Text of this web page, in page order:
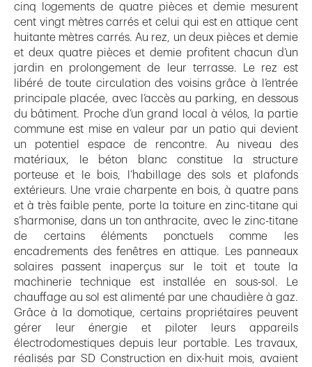
cinq logements de quatre pièces et demie mesurent
cent vingt mètres carrés et celui qui est en attique cent
huitante mètres carrés. Au rez, un deux pièces et demie
et deux quatre pièces et demie profitent chacun d’un
jardin en prolongement de leur terrasse. Le rez est
libéré de toute circulation des voisins grâce à l’entrée
principale placée, avec l’accès au parking, en dessous
du bâtiment. Proche d’un grand local à vélos, la partie
commune est mise en valeur par un patio qui devient
un potentiel espace de rencontre. Au niveau des
matériaux, le béton blanc constitue la structure
porteuse et le bois, l’habillage des sols et plafonds
extérieurs. Une vraie charpente en bois, à quatre pans
et à très faible pente, porte la toiture en zinc-titane qui
s’harmonise, dans un ton anthracite, avec le zinc-titane
de certains éléments ponctuels comme les
encadrements des fenêtres en attique. Les panneaux
solaires passent inaperçus sur le toit et toute la
machinerie technique est installée en sous-sol. Le
chauffage au sol est alimenté par une chaudière à gaz.
Grâce à la domotique, certains propriétaires peuvent
gérer leur énergie et piloter leurs appareils
électrodomestiques depuis leur portable. Les travaux,
réalisés par SD Construction en dix-huit mois, avaient